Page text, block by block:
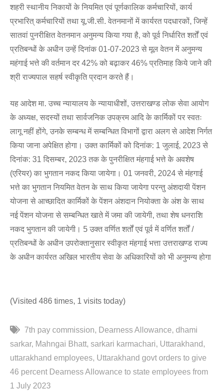
शहरी स्थानीय निकायों के नियमित एवं पूर्णकालिक कर्मचारियों, कार्य
प्रभारित् कर्मचारियों तथा यू.जी.सी. वेतनमानों में कार्यरत पदधारकों, जिन्हें
सातवां पुनरीक्षित वेतनमान अनुमन्य किया गया है, को पूर्व निर्धारित शर्तों एवं
प्रतिबन्धों के अधीन उन्हें दिनांक 01-07-2023 से मूल वेतन में अनुमन्य
महंगाई भत्ते की वर्तमान दर 42% को बढ़ाकर 46% प्रतिमाह किये जाने की
श्री राज्यपाल सहर्ष स्वीकृति प्रदान करते हैं।
यह आदेश मा. उच्च न्यायालय के न्यायाधीशों, उत्तराखण्ड लोक सेवा आयोग
के अध्यक्ष, सदस्यों तथा सार्वजनिक उपक्रम आदि के कार्मिकों पर स्वतः
लागू नहीं होंगे, उनके सम्बन्ध में सम्बन्धित विभागों द्वारा अलग से आदेश निर्गत
किया जाना अपेक्षित होगा। उक्त कार्मिकों को दिनांक: 1 जुलाई, 2023 से
दिनांक: 31 दिसम्बर, 2023 तक के पुनरीक्षित मंहगाई भत्ते के अवशेष
(एरियर) का भुगतान नकद किया जायेगा। 01 जनवरी, 2024 से मंहगाई
भत्ते का भुगतान नियमित वेतन के साथ किया जायेगा परन्तु अंशदायी पेंशन
योजना से आच्छादित कार्मिकों के पेंशन अंशदान नियोक्ता के अंश के साथ
नई पेंशन योजना से सम्बन्धित खाते में जमा की जायेगी, तथा शेष धनराशि
नकद भुगतान की जायेगी। 5 उक्त वर्णित शर्तों एवं पूर्व में वर्णित शर्तों /
प्रतिबन्धों के अधीन उपरोक्तानुसार स्वीकृत मंहगाई भत्ता उत्तराखण्ड राज्य
के अधीन कार्यरत अखिल भारतीय सेवा के अधिकारियों को भी अनुमन्य होगा
(Visited 486 times, 1 visits today)
7th pay commission Dearness Allowance dhami
sarkar Mahngai Bhatt sarkari karmachari Uttarakhand
uttarakhand employees Uttarakhand govt orders to give
46 percent Dearness Allowance to state employees from
1 July 2023